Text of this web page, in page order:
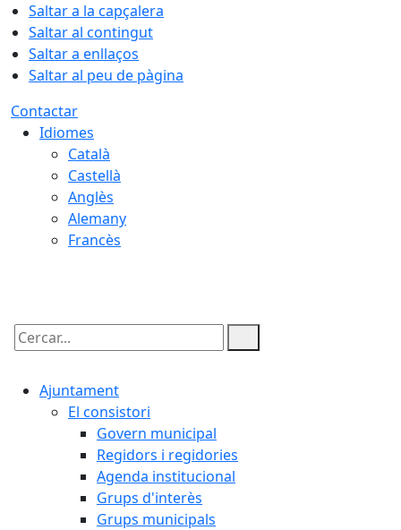
Saltar a la capçalera
Saltar al contingut
Saltar a enllaços
Saltar al peu de pàgina
Contactar
Idiomes
Català
Castellà
Anglès
Alemany
Francès
Cercar:
Ajuntament
El consistori
Govern municipal
Regidors i regidories
Agenda institucional
Grups d'interès
Grups municipals